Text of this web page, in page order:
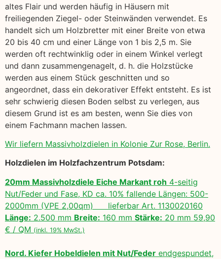
altes Flair und werden häufig in Häusern mit
freiliegenden Ziegel- oder Steinwänden verwendet. Es
handelt sich um Holzbretter mit einer Breite von etwa
20 bis 40 cm und einer Länge von 1 bis 2,5 m. Sie
werden oft rechtwinklig oder in einem Winkel verlegt
und dann zusammengenagelt, d. h. die Holzstücke
werden aus einem Stück geschnitten und so
angeordnet, dass ein dekorativer Effekt entsteht. Es ist
sehr schwierig diesen Boden selbst zu verlegen, aus
diesem Grund ist es am besten, wenn Sie dies von
einem Fachmann machen lassen.
Wir liefern Massivholzdielen in Kolonie Zur Rose, Berlin.
Holzdielen im Holzfachzentrum Potsdam:
20mm Massivholzdiele Eiche Markant roh 4-seitig
Nut/Feder und Fase, KD ca. 10% fallende Längen: 500-
2000mm (VPE 2,00qm) lieferbar Art. 1130020160
Länge: 2.500 mm Breite: 160 mm Stärke: 20 mm 59,90
€ / QM (inkl. 19% MwSt.)
Nord. Kiefer Hobeldielen mit Nut/Feder endgespundet,